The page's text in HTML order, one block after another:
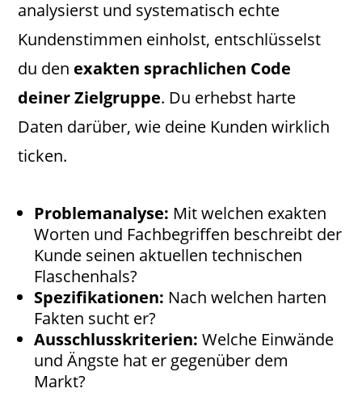
analysierst und systematisch echte
Kundenstimmen einholst, entschlüsselst
du den exakten sprachlichen Code
deiner Zielgruppe. Du erhebst harte
Daten darüber, wie deine Kunden wirklich
ticken.
Problemanalyse: Mit welchen exakten
Worten und Fachbegriffen beschreibt der
Kunde seinen aktuellen technischen
Flaschenhals?
Spezifikationen: Nach welchen harten
Fakten sucht er?
Ausschlusskriterien: Welche Einwände
und Ängste hat er gegenüber dem
Markt?